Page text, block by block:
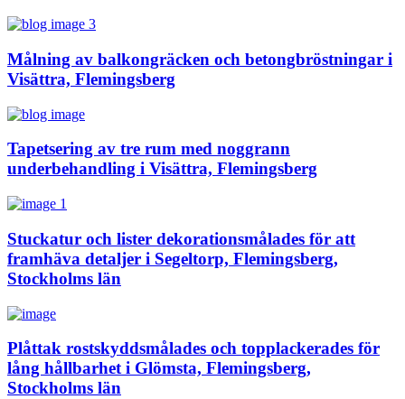
Målning av balkongräcken och betongbröstningar i
Visättra, Flemingsberg
Tapetsering av tre rum med noggrann
underbehandling i Visättra, Flemingsberg
Stuckatur och lister dekorationsmålades för att
framhäva detaljer i Segeltorp, Flemingsberg,
Stockholms län
Plåttak rostskyddsmålades och topplackerades för
lång hållbarhet i Glömsta, Flemingsberg,
Stockholms län